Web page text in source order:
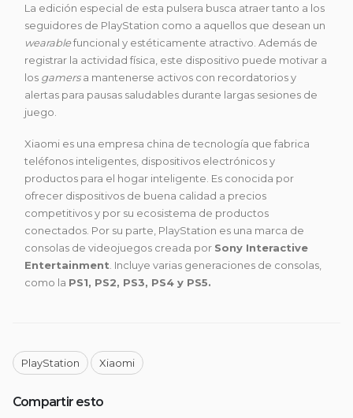
La edición especial de esta pulsera busca atraer tanto a los
seguidores de PlayStation como a aquellos que desean un
wearablefuncional y estéticamente atractivo. Además de
registrar la actividad física, este dispositivo puede motivar a
los gamersa mantenerse activos con recordatorios y
alertas para pausas saludables durante largas sesiones de
juego.
Xiaomi es una empresa china de tecnología que fabrica
teléfonos inteligentes, dispositivos electrónicos y
productos para el hogar inteligente. Es conocida por
ofrecer dispositivos de buena calidad a precios
competitivos y por su ecosistema de productos
conectados. Por su parte, PlayStation es una marca de
consolas de videojuegos creada por Sony Interactive
Entertainment . Incluye varias generaciones de consolas,
como la PS1, PS2, PS3, PS4 y PS5.
PlayStation Xiaomi
Compartir esto